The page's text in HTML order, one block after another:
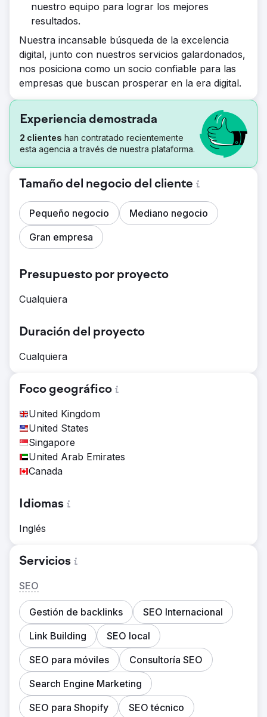
nuestro equipo para lograr los mejores
resultados.
Nuestra incansable búsqueda de la excelencia
digital, junto con nuestros servicios galardonados,
nos posiciona como un socio confiable para las
empresas que buscan prosperar en la era digital.
Experiencia demostrada
2 clientes han contratado recientemente
esta agencia a través de nuestra plataforma.
Tamaño del negocio del cliente
Pequeño negocio
Mediano negocio
Gran empresa
Presupuesto por proyecto
Cualquiera
Duración del proyecto
Cualquiera
Foco geográfico
United Kingdom
United States
Singapore
United Arab Emirates
Canada
Idiomas
Inglés
Servicios
SEO
Gestión de backlinks
SEO Internacional
Link Building
SEO local
SEO para móviles
Consultoría SEO
Search Engine Marketing
SEO para Shopify
SEO técnico